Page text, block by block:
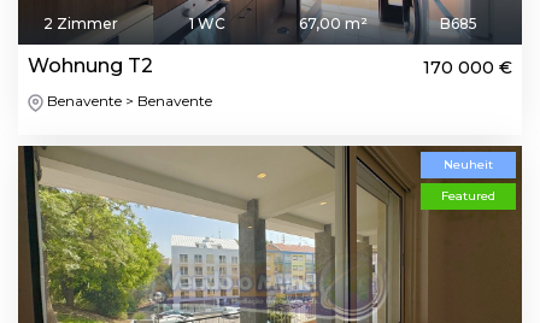
2 Zimmer 1 WC 67,00 m² B685
Wohnung T2 170 000 €
Benavente > Benavente
Neuheit
Featured